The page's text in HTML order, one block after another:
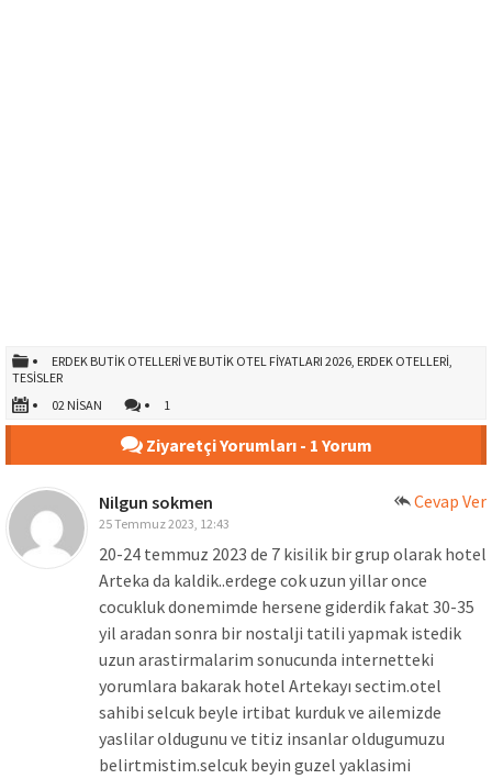
ERDEK BUTIK OTELLERI VE BUTIK OTEL FIYATLARI 2026, ERDEK OTELLERI,
TESISLER
02 NISAN
1
Ziyaretçi Yorumları - 1 Yorum
Nilgun sokmen
25 Temmuz 2023, 12:43
20-24 temmuz 2023 de 7 kisilik bir grup olarak hotel
Arteka da kaldik..erdege cok uzun yillar once
cocukluk donemimde hersene giderdik fakat 30-35
yil aradan sonra bir nostalji tatili yapmak istedik
uzun arastirmalarim sonucunda internetteki
yorumlara bakarak hotel Artekayı sectim.otel
sahibi selcuk beyle irtibat kurduk ve ailemizde
yaslilar oldugunu ve titiz insanlar oldugumuzu
belirtmistim.selcuk beyin guzel yaklasimi
Cevap Ver